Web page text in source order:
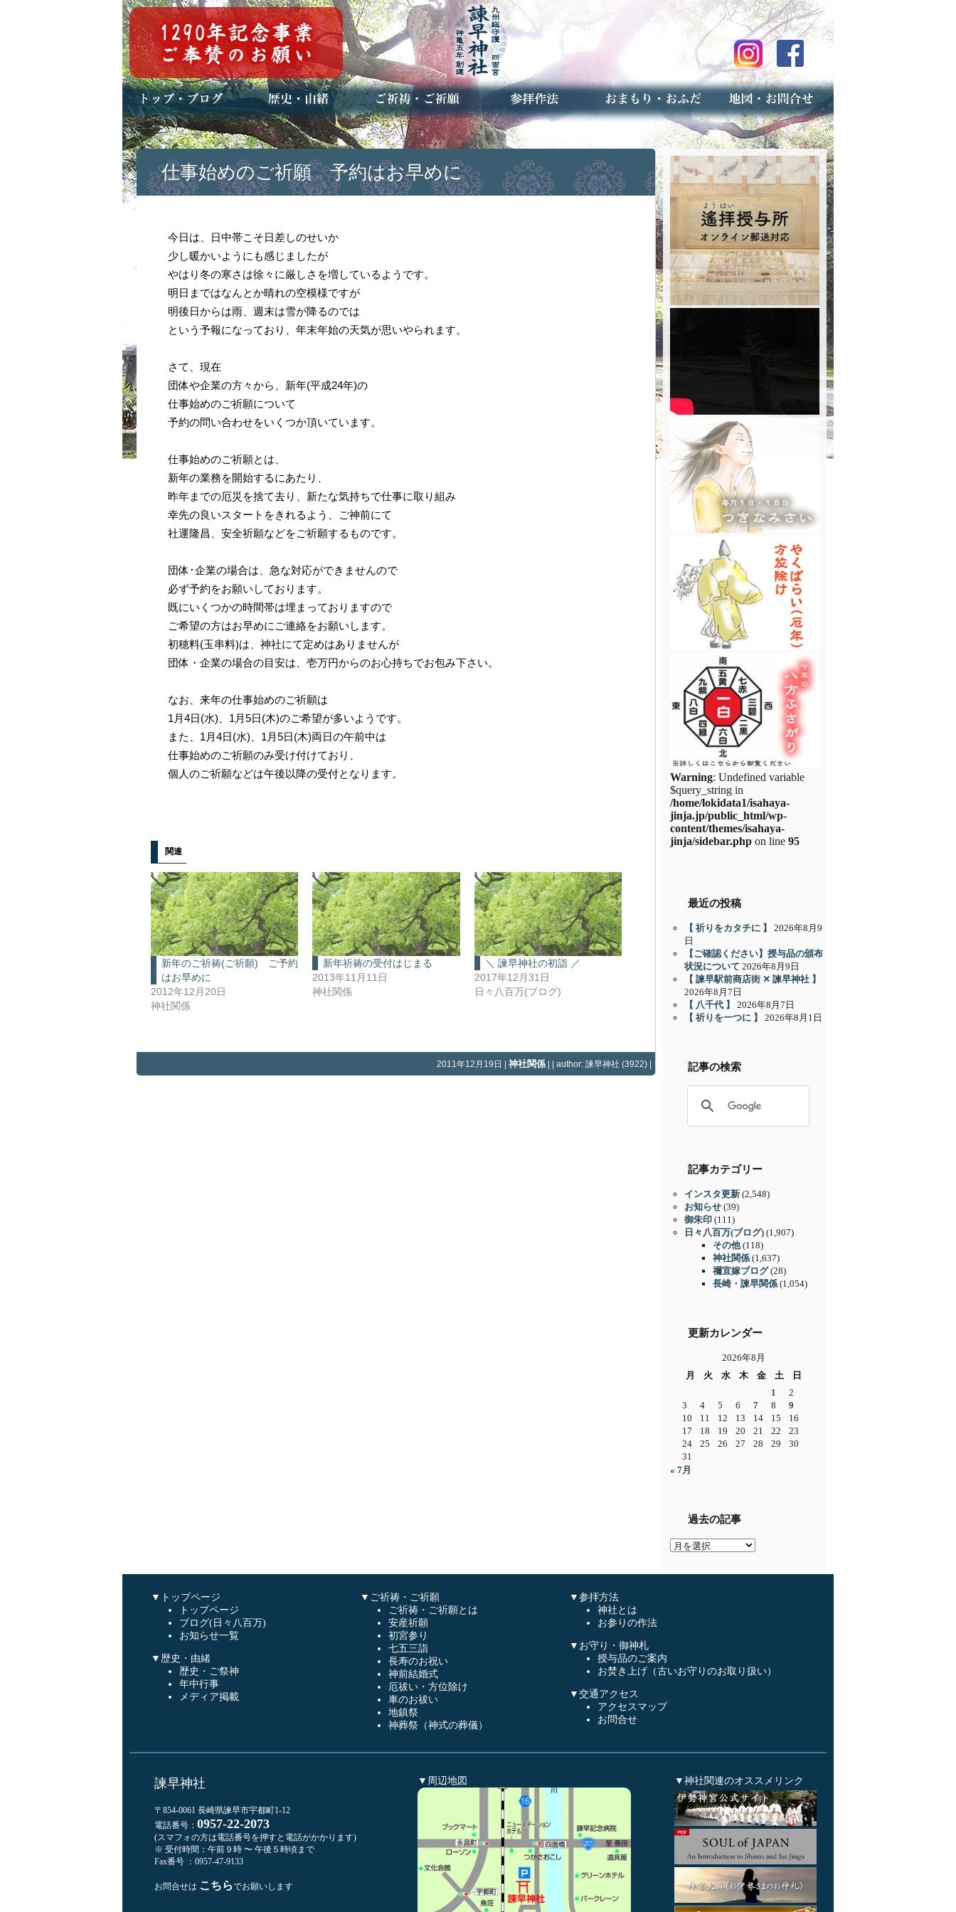
トップページ
ブログ(日々八百万)
お知らせ一覧 歴史・ご祭神
年中行事
メディア掲載 ご祈祷・ご祈願とは
安産祈願
初宮参り
七五三詣
長寿のお祝い
神前結婚式
厄祓い・方位除け
車のお祓い
地鎮祭
神葬祭（神式の葬儀） 神社とは
お参りの作法 授与品のご案内
お焚き上げ（古いお守りのお取り扱い）
アクセスマップ
予約者専用フォーム（事前受付）
仕事始めのご祈願 予約はお早めに
今日は、日中帯こそ日差しのせいか
少し暖かいようにも感じましたが
やはり冬の寒さは徐々に厳しさを増しているようです。
明日まではなんとか晴れの空模様ですが
明後日からは雨、週末は雪が降るのでは
という予報になっており、年末年始の天気が思いやられます。
さて、現在
団体や企業の方々から、新年(平成24年)の
仕事始めのご祈願について
予約の問い合わせをいくつか頂いています。
仕事始めのご祈願とは、
新年の業務を開始するにあたり、
昨年までの厄災を捨て去り、新たな気持ちで仕事に取り組み
幸先の良いスタートをきれるよう、ご神前にて
社運隆昌、安全祈願などをご祈願するものです。
団体･企業の場合は、急な対応ができませんので
必ず予約をお願いしております。
既にいくつかの時間帯は埋まっておりますので
ご希望の方はお早めにご連絡をお願いします。
初穂料(玉串料)は、神社にて定めはありませんが
団体・企業の場合の目安は、壱万円からのお心持ちでお包み下さい。
なお、来年の仕事始めのご祈願は
1月4日(水)、1月5日(木)のご希望が多いようです。
また、1月4日(水)、1月5日(木)両日の午前中は
仕事始めのご祈願のみ受け付けており、
個人のご祈願などは午後以降の受付となります。
関連
新年のご祈祷(ご祈願) ご予約
はお早めに
2012年12月20日
神社関係
新年祈祷の受付はじまる
2013年11月11日
神社関係
＼ 諫早神社の初詣 ／
2017年12月31日
日々八百万(ブログ)
2011年12月19日 | 神社関係 | | author: 諫早神社 (3922) |
Warning: Undefined variable
$query_string in
/home/lokidata1/isahaya-
jinja.jp/public_html/wp-
content/themes/isahaya-
jinja/sidebar.php on line 95
最近の投稿
【 祈りをカタチに 】
2026年8月9
日
【ご確認ください】授与品の頒布
状況について 2026年8月9日
【 諫早駅前商店街 ✕ 諫早神社 】
2026年8月7日
【 八千代 】
2026年8月7日
【 祈りを一つに 】
2026年8月1日
記事の検索
記事カテゴリー
インスタ更新 (2,548)
お知らせ (39)
御朱印 (111)
日々八百万(ブログ) (1,907)
その他(118)
神社関係 (1,637)
禰宜嫁ブログ(28)
長崎・諫早関係 (1,054)
更新カレンダー
2026年8月
月
火 水 木 金 土
日
1
2
3
4 5 6 7 8
9
10
11 12 13 14 15
16
17
18 19 20 21 22
23
24
25 26 27 28 29
30
31
« 7月
過去の記事
過
▼トップページ
トップページ
ブログ(日々八百万)
お知らせ一覧
▼歴史・由緒
歴史・ご祭神
年中行事
メディア掲載
▼ご祈祷・ご祈願
ご祈祷・ご祈願とは
安産祈願
初宮参り
七五三詣
長寿のお祝い
神前結婚式
厄祓い・方位除け
車のお祓い
地鎮祭
神葬祭（神式の葬儀）
▼参拝方法
神社とは
お参りの作法
▼お守り・御神札
授与品のご案内
お焚き上げ（古いお守りのお取り扱い）
▼交通アクセス
アクセスマップ
お問合せ
諫早神社
〒854-0061 長崎県諫早市宇都町1-12
電話番号： 0957-22-2073
(スマフォの方は電話番号を押すと電話がかかります)
※ 受付時間：午前９時 〜 午後５時頃まで
Fax番号 ：0957-47-9133
お問合せは こちらでお願いします
▼周辺地図 ▼神社関連のオススメリンク